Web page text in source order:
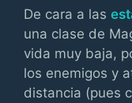
De cara a las
una clase de
vida muy baja,
los enemigos y
distancia (pues